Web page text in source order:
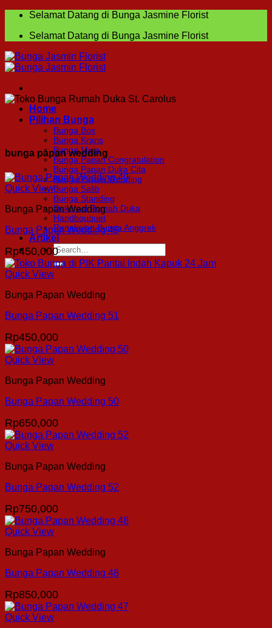
Skip
content
Selamat Datang di Bunga Jasmine Florist
Selamat Datang di Bunga Jasmine Florist
Home
Pilihan Bunga
Bunga Box
Bunga Krans
Bunga Meja
Bunga Papan Congratulation
Bunga Papan Duka Cita
Bunga Papan Wedding
Bunga Salib
Bunga Standing
Dekorasi Rumah Duka
Handbouquet
Rangkaian Bunga Anggrek
Artikel
Search
for:
bunga papan wedding
Quick View
Bunga Papan Wedding
Bunga Papan Wedding 49
Rp450,000
Quick View
Bunga Papan Wedding
Bunga Papan Wedding 51
Rp450,000
Quick View
Bunga Papan Wedding
Bunga Papan Wedding 50
Rp650,000
Quick View
Bunga Papan Wedding
Bunga Papan Wedding 52
Rp750,000
Quick View
Bunga Papan Wedding
Bunga Papan Wedding 48
Rp850,000
Quick View